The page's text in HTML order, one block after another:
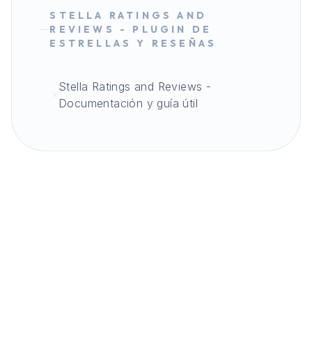
STELLA RATINGS AND
REVIEWS - PLUGIN DE
ESTRELLAS Y RESEÑAS
Stella Ratings and Reviews -
Documentación y guía útil